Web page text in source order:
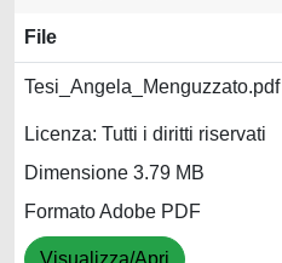
File
Tesi_Angela_Menguzzato.pdf
Licenza: Tutti i diritti riservati
Dimensione 3.79 MB
Formato Adobe PDF